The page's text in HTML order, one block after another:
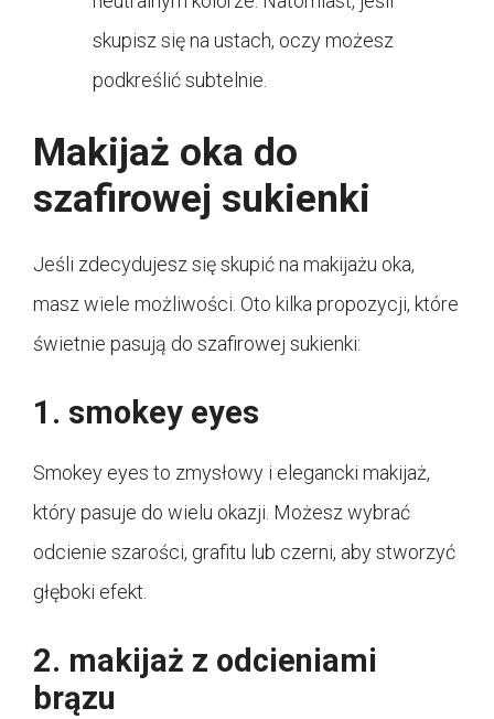
skupisz się na ustach, oczy możesz
podkreślić subtelnie.
Makijaż oka do
szafirowej sukienki
Jeśli zdecydujesz się skupić na makijażu oka,
masz wiele możliwości. Oto kilka propozycji, które
świetnie pasują do szafirowej sukienki:
1. smokey eyes
Smokey eyes to zmysłowy i elegancki makijaż,
który pasuje do wielu okazji. Możesz wybrać
odcienie szarości, grafitu lub czerni, aby stworzyć
głęboki efekt.
2. makijaż z odcieniami
brązu